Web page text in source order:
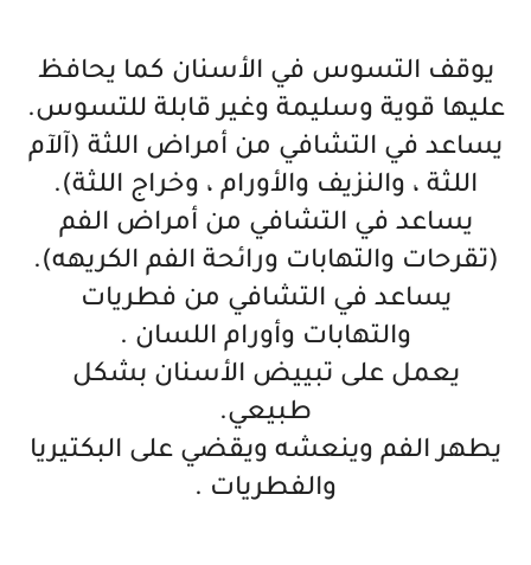
يوقف التسوس في الأسنان كما يحافظ
عليها قوية وسليمة وغير قابلة للتسوس.
يساعد في التشافي من أمراض اللثة (آﻵم
اللثة ، والنزيف والأورام ، وخراج اللثة).
يساعد في التشافي من أمراض الفم
(تقرحات والتهابات ورائحة الفم الكريهه).
يساعد في التشافي من فطريات
والتهابات وأورام اللسان .
يعمل على تبييض الأسنان بشكل
طبيعي.
يطهر الفم وينعشه ويقضي على البكتيريا
والفطريات .